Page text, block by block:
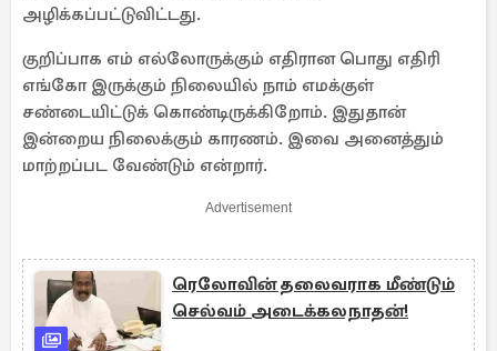
அழிக்கப்பட்டுவிட்டது.
குறிப்பாக எம் எல்லோருக்கும் எதிரான பொது எதிரி
எங்கோ இருக்கும் நிலையில் நாம் எமக்குள்
சண்டையிட்டுக் கொண்டிருக்கிறோம். இதுதான்
இன்றைய நிலைக்கும் காரணம். இவை அனைத்தும்
மாற்றப்பட வேண்டும் என்றார்.
Advertisement
ரெலோவின் தலைவராக மீண்டும்
செல்வம் அடைக்கலநாதன்!